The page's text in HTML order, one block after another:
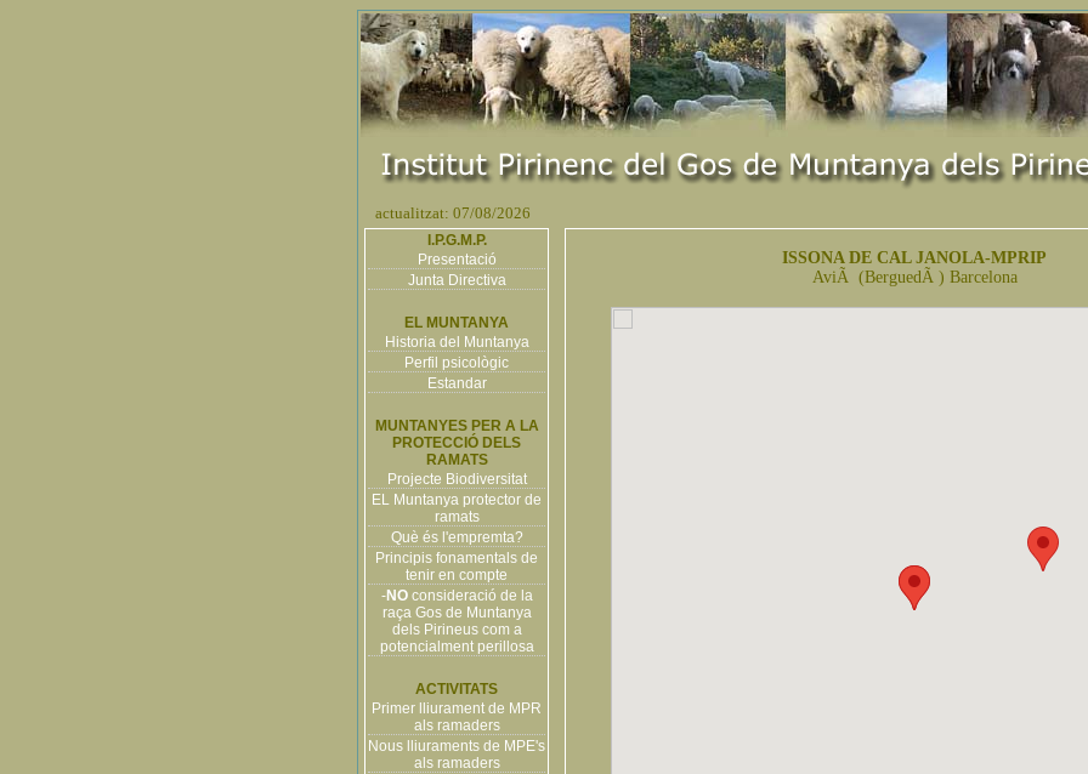
actualitzat: 07/08/2026
I.P.G.M.P.
Presentació
Junta Directiva
EL MUNTANYA
Historia del Muntanya
Perfil psicològic
Estandar
MUNTANYES PER A LA
PROTECCIÓ DELS
RAMATS
Projecte Biodiversitat
EL Muntanya protector de
ramats
Què és l'empremta?
Principis fonamentals de
tenir en compte
-NOconsideració de la
raça Gos de Muntanya
dels Pirineus com a
potencialment perillosa
ACTIVITATS
Primer lliurament de MPR
als ramaders
Nous lliuraments de MPE's
als ramaders
ISSONA DE CAL JANOLA-MPRIP
AviÃ (BerguedÃ ) Barcelona